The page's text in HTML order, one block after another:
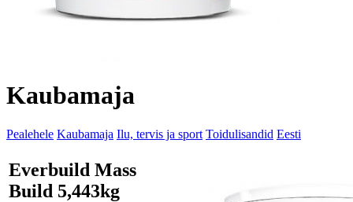
Kaubamaja
Pealehele Kaubamaja Ilu, tervis ja sport Toidulisandid Eesti
Everbuild Mass
Build 5,443kg